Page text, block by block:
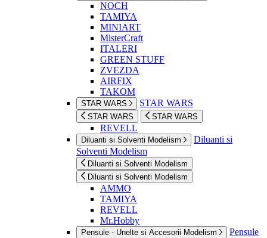
NOCH
TAMIYA
MINIART
MisterCraft
ITALERI
GREEN STUFF
ZVEZDA
AIRFIX
TAKOM
STAR WARS STAR WARS
STAR WARS STAR WARS
REVELL
Diluanti si Solventi Modelism
Diluanti si
Solventi Modelism
Diluanti si Solventi Modelism
Diluanti si Solventi Modelism
AMMO
TAMIYA
REVELL
Mr.Hobby
Pensule - Unelte si Accesorii Modelism
Pensule